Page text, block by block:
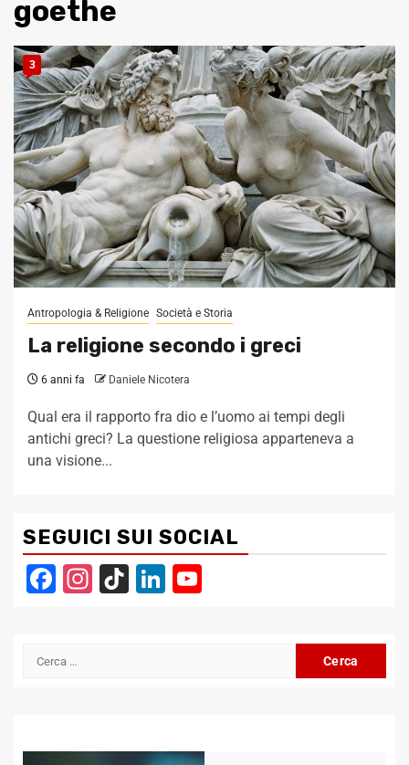
goethe
3
Antropologia & Religione Società e Storia
La religione secondo i greci
6 anni fa Daniele Nicotera
Qual era il rapporto fra dio e l’uomo ai tempi degli
antichi greci? La questione religiosa apparteneva a
una visione...
SEGUICI SUI SOCIAL
Facebook
Instagram
TikTokLinkedIn
Ricerca